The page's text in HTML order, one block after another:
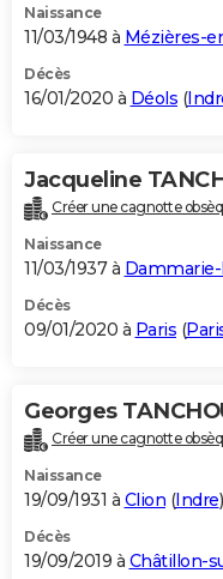
Naissance
11/03/1948 à Mézières-
Décès
16/01/2020 à Déols (
Jacqueline
Créer une cagnotte
Naissance
11/03/1937 à Dammarie-
Décès
09/01/2020 à Paris (
Georges
Créer une cagnotte
Naissance
19/09/1931 à Clion (Indre)
Décès
19/09/2019 à Châtillon-